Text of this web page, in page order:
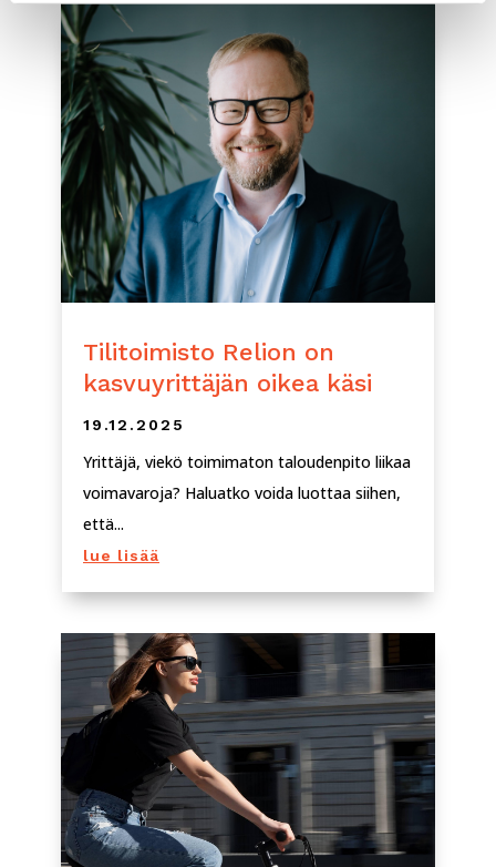
Tilitoimisto Relion on
kasvuyrittäjän oikea käsi
19.12.2025
Yrittäjä, viekö toimimaton taloudenpito liikaa
voimavaroja? Haluatko voida luottaa siihen,
että...
lue lisää